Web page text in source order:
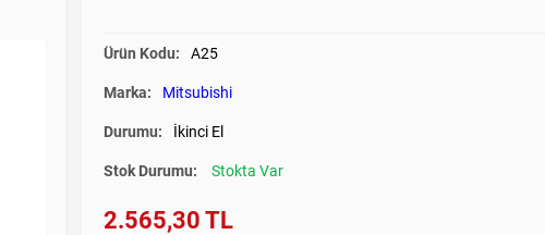
Ürün Kodu: A25
Marka: Mitsubishi
Durumu: İkinci El
Stok Durumu: Stokta Var
2.565,30 TL